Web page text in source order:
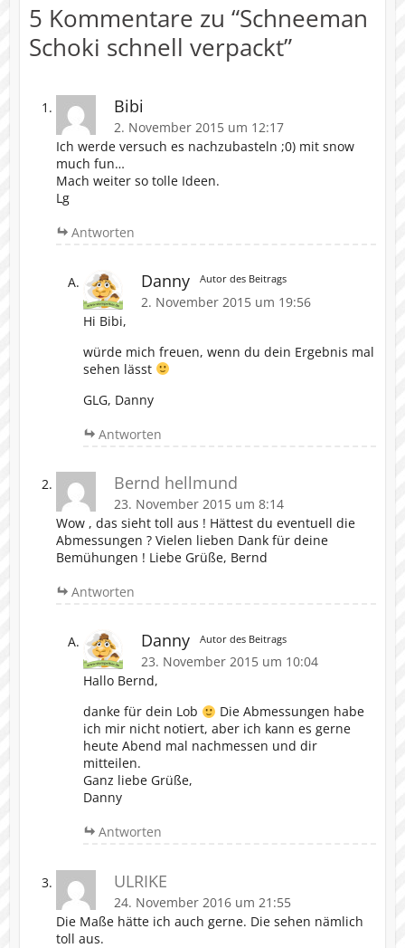
5 Kommentare zu “Schneeman
Schoki schnell verpackt”
Bibi
2. November 2015 um 12:17
Ich werde versuch es nachzubasteln ;0) mit snow
much fun…
Mach weiter so tolle Ideen.
Lg
Antworten
Danny Autor des Beitrags
2. November 2015 um 19:56
Hi Bibi,
würde mich freuen, wenn du dein Ergebnis mal
sehen lässt
GLG, Danny
Antworten
Bernd hellmund
23. November 2015 um 8:14
Wow , das sieht toll aus ! Hättest du eventuell die
Abmessungen ? Vielen lieben Dank für deine
Bemühungen ! Liebe Grüße, Bernd
Antworten
Danny Autor des Beitrags
23. November 2015 um 10:04
Hallo Bernd,
danke für dein Lob
Die Abmessungen habe
ich mir nicht notiert, aber ich kann es gerne
heute Abend mal nachmessen und dir
mitteilen.
Ganz liebe Grüße,
Danny
Antworten
ULRIKE
24. November 2016 um 21:55
Die Maße hätte ich auch gerne. Die sehen nämlich
toll aus.